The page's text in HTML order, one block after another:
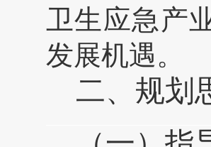
卫生应急产
发展机遇。
二、 规划